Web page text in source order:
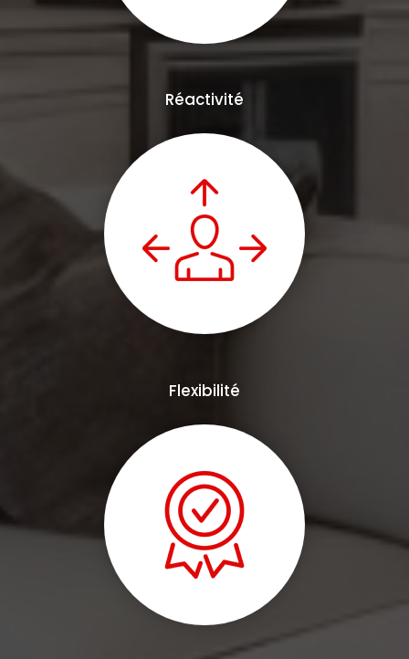
Réactivité
Flexibilité